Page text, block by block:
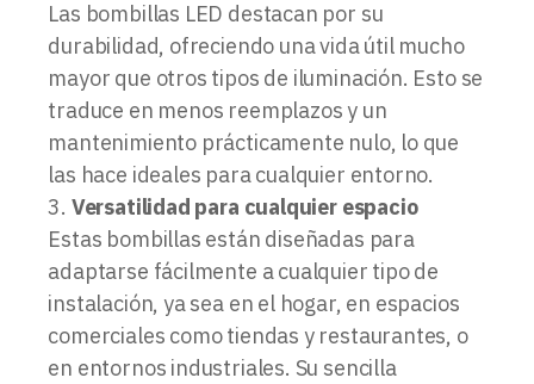
Las bombillas LED destacan por su
durabilidad, ofreciendo una vida útil mucho
mayor que otros tipos de iluminación. Esto se
traduce en menos reemplazos y un
mantenimiento prácticamente nulo, lo que
las hace ideales para cualquier entorno.
Versatilidad para cualquier espacio
Estas bombillas están diseñadas para
adaptarse fácilmente a cualquier tipo de
instalación, ya sea en el hogar, en espacios
comerciales como tiendas y restaurantes, o
en entornos industriales. Su sencilla